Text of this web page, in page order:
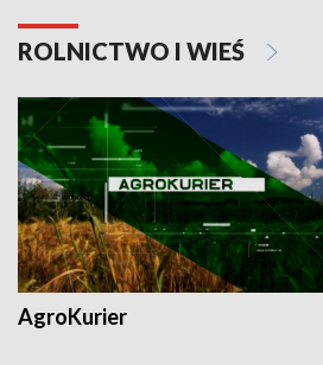
ROLNICTWO I WIEŚ
AgroKurier